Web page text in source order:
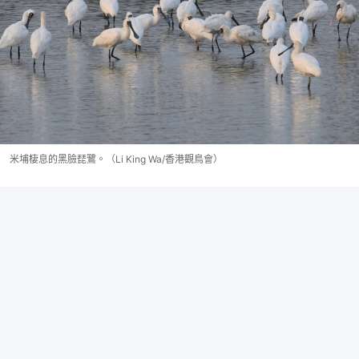
米埔棲息的黑臉琵鷺。（Li King Wa/香港觀鳥會）